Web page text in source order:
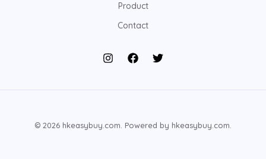
Product
Contact
© 2026 hkeasybuy.com. Powered by hkeasybuy.com.